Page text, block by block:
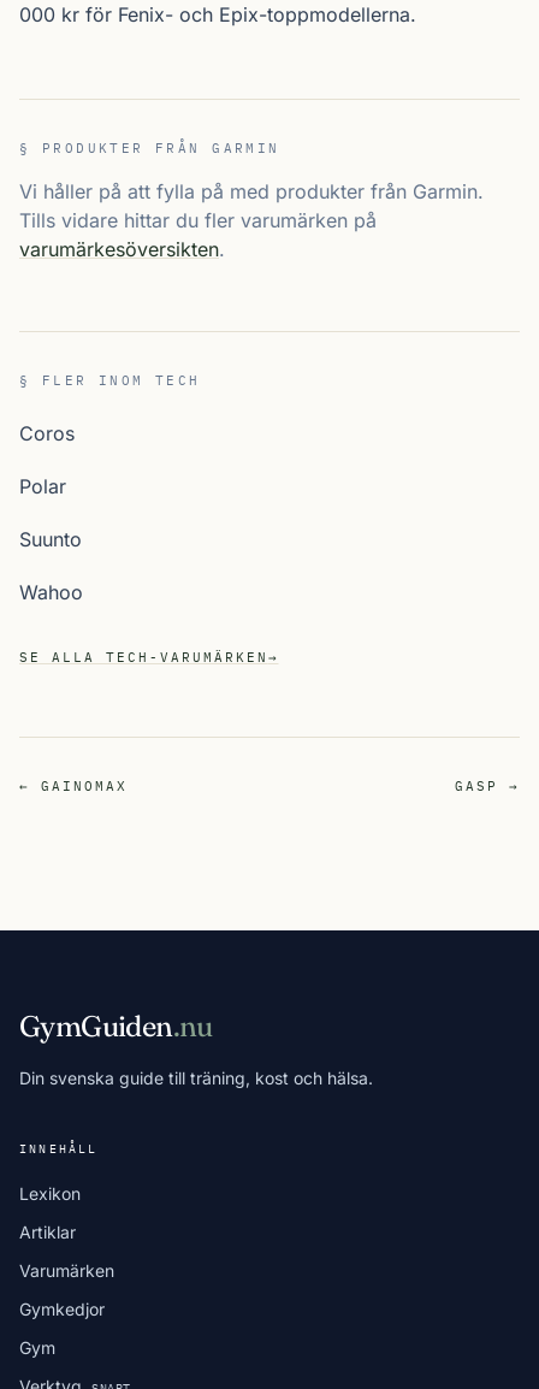
000 kr för Fenix- och Epix-toppmodellerna.
§ PRODUKTER FRÅN GARMIN
Vi håller på att fylla på med produkter från Garmin.
Tills vidare hittar du fler varumärken på
varumärkesöversikten.
§ FLER INOM TECH
Coros
Polar
Suunto
Wahoo
SE ALLA TECH-VARUMÄRKEN →
← GAINOMAX GASP →
GymGuiden.nu
Din svenska guide till träning, kost och hälsa.
INNEHÅLL
Lexikon
Artiklar
Varumärken
Gymkedjor
Gym